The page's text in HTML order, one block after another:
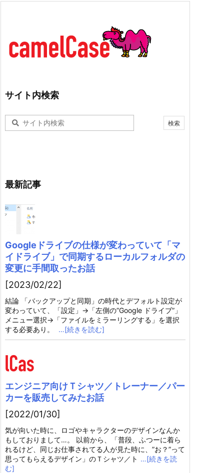
サイト内検索
最新記事
Googleドライブの仕様が変わっていて「マ
イドライブ」で同期するローカルフォルダの
変更に手間取ったお話
[2023/02/22]
結論 「バックアップと同期」の時代とデフォルト設定が
変わっていて、「設定」→「左側の”Google ドライブ”」
メニュー選択→「ファイルをミラーリングする」を選択
する必要あり。
…[続きを読む]
エンジニア向けＴシャツ／トレーナー／パー
カーを販売してみたお話
[2022/01/30]
気が向いた時に、ロゴやキャラクターのデザインなんか
もしておりまして…。 以前から、「普段、ふつーに着ら
れるけど、同じお仕事されてる人が見た時に、”お？”って
思ってもらえるデザイン」のＴシャツ／ト …[続きを読
む]